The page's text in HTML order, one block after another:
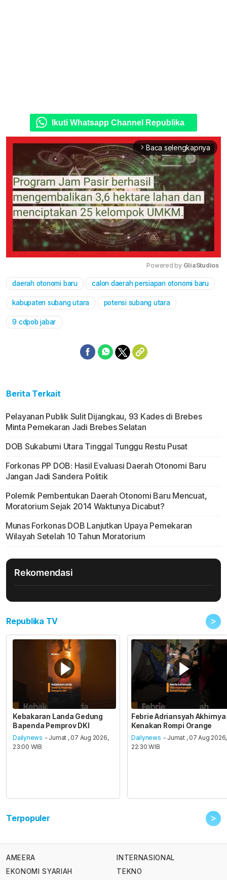
Ikuti Whatsapp Channel Republika
arrow_forward_ios Baca selengkapnya
Mute
Powered by GliaStudios
daerah otonomi baru calon daerah persiapan otonomi baru
kabupaten subang utara potensi subang utara
9 cdpob jabar
Berita Terkait
Pelayanan Publik Sulit Dijangkau, 93 Kades di Brebes
Minta Pemekaran Jadi Brebes Selatan
DOB Sukabumi Utara Tinggal Tunggu Restu Pusat
Forkonas PP DOB: Hasil Evaluasi Daerah Otonomi Baru
Jangan Jadi Sandera Politik
Polemik Pembentukan Daerah Otonomi Baru Mencuat,
Moratorium Sejak 2014 Waktunya Dicabut?
Munas Forkonas DOB Lanjutkan Upaya Pemekaran
Wilayah Setelah 10 Tahun Moratorium
Rekomendasi
Republika TV >
Kebakaran Landa Gedung
Bapenda Pemprov DKI
Dailynews - Jumat , 07 Aug 2026,
23:00 WIB
Febrie Adriansyah Akhirnya
Kenakan Rompi Orange
Dailynews - Jumat , 07 Aug 2026,
22:30 WIB
Terpopuler >
AMEERA
EKONOMI SYARIAH
INTERNASIONAL
TEKNO